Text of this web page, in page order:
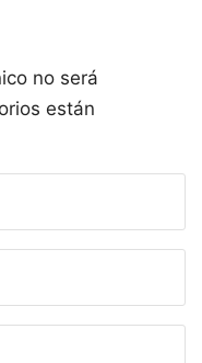
no será
están